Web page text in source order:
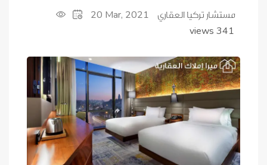
مستشار تركيا العقاري 20 Mar, 2021
341 views